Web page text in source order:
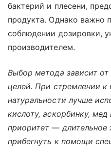
бактерий и плесени,
продукта. Однако важно
соблюдении дозировки,
производителем.
Выбор метода зависит
целей. При стремлении к
натуральности лучше
кислоту, аскорбинку,
приоритет — длительное
прибегнуть к помощи